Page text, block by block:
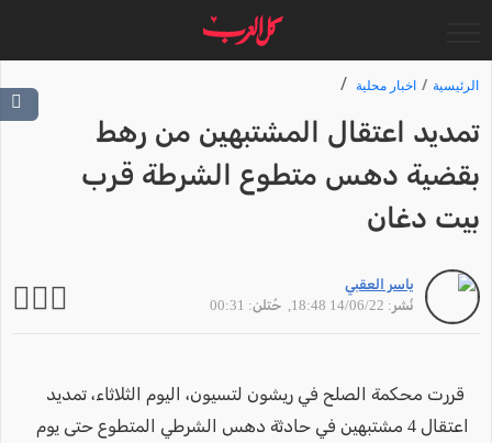
الرئيسية اخبار محلية
تمديد اعتقال المشتبهين من رهط
بقضية دهس متطوع الشرطة قرب
بيت دغان
ياسر العقبي
نُشر: 14/06/22 18:48
, حُتلن: 00:31
قررت محكمة الصلح في ريشون لتسيون، اليوم الثلاثاء، تمديد
اعتقال 4 مشتبهين في حادثة دهس الشرطي المتطوع حتى يوم